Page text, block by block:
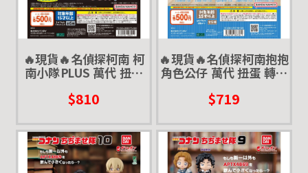
🔥現貨🔥名偵探柯南 柯
南小隊PLUS 萬代 扭蛋
$810
🔥現貨🔥名偵探柯南抱抱
角色公仔 萬代 扭蛋 轉蛋
抱對象
$719